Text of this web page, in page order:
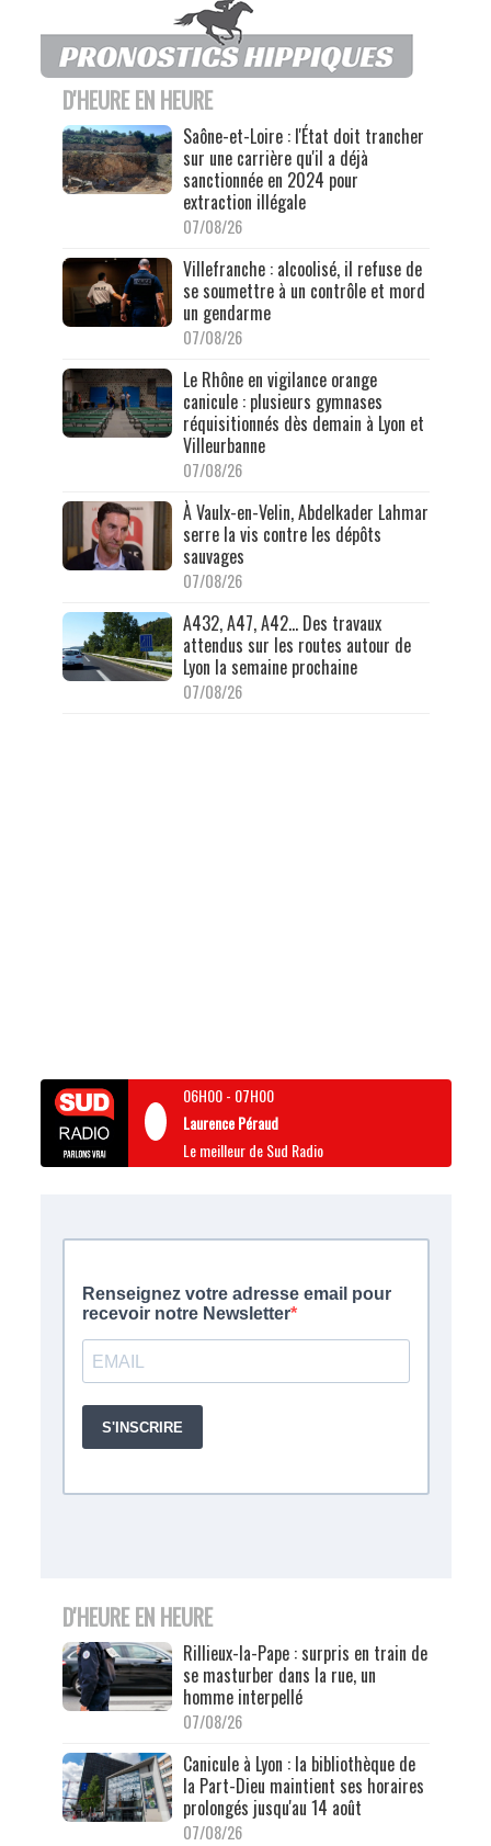
D'HEURE EN HEURE
Saône-et-Loire : l'État doit trancher
sur une carrière qu'il a déjà
sanctionnée en 2024 pour
extraction illégale
07/08/26
Villefranche : alcoolisé, il refuse de
se soumettre à un contrôle et mord
un gendarme
07/08/26
Le Rhône en vigilance orange
canicule : plusieurs gymnases
réquisitionnés dès demain à Lyon et
Villeurbanne
07/08/26
À Vaulx-en-Velin, Abdelkader Lahmar
serre la vis contre les dépôts
sauvages
07/08/26
A432, A47, A42… Des travaux
attendus sur les routes autour de
Lyon la semaine prochaine
07/08/26
06H00- 07H00
Laurence Péraud
Le meilleur de Sud Radio
D'HEURE EN HEURE
Rillieux-la-Pape : surpris en train de
se masturber dans la rue, un
homme interpellé
07/08/26
Canicule à Lyon : la bibliothèque de
la Part-Dieu maintient ses horaires
prolongés jusqu'au 14 août
07/08/26